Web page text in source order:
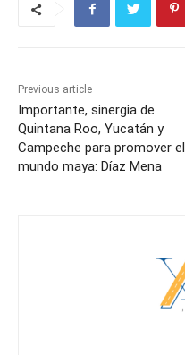
Previous article
Importante, sinergia de
Quintana Roo, Yucatán y
Campeche para promover el
mundo maya: Díaz Mena